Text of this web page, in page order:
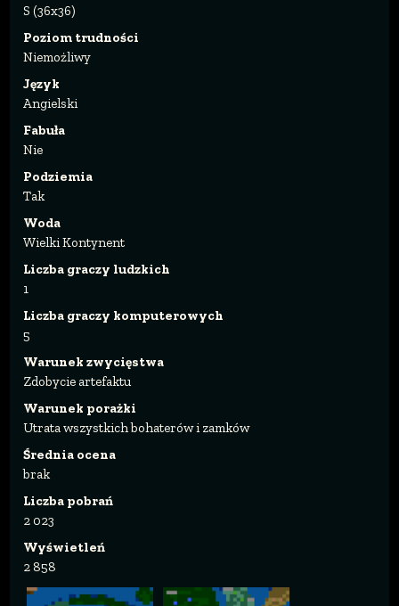
S (36x36)
Poziom trudności
Niemożliwy
Język
Angielski
Fabuła
Nie
Podziemia
Tak
Woda
Wielki Kontynent
Liczba graczy ludzkich
1
Liczba graczy komputerowych
5
Warunek zwycięstwa
Zdobycie artefaktu
Warunek porażki
Utrata wszystkich bohaterów i zamków
Średnia ocena
brak
Liczba pobrań
2 023
Wyświetleń
2 858